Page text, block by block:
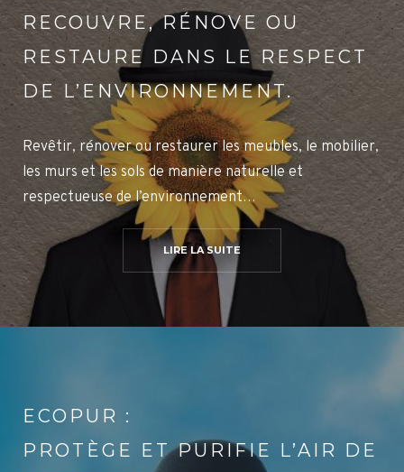
RECOUVRE, RÉNOVE OU
RESTAURE DANS LE RESPECT
DE L’ENVIRONNEMENT.
Revêtir, rénover ou restaurer les meubles, le mobilier,
les murs et les sols de manière naturelle et
respectueuse de l’environnement…
LIRE LA SUITE
ECOPUR :
PROTÈGE ET PURIFIE L’AIR DE